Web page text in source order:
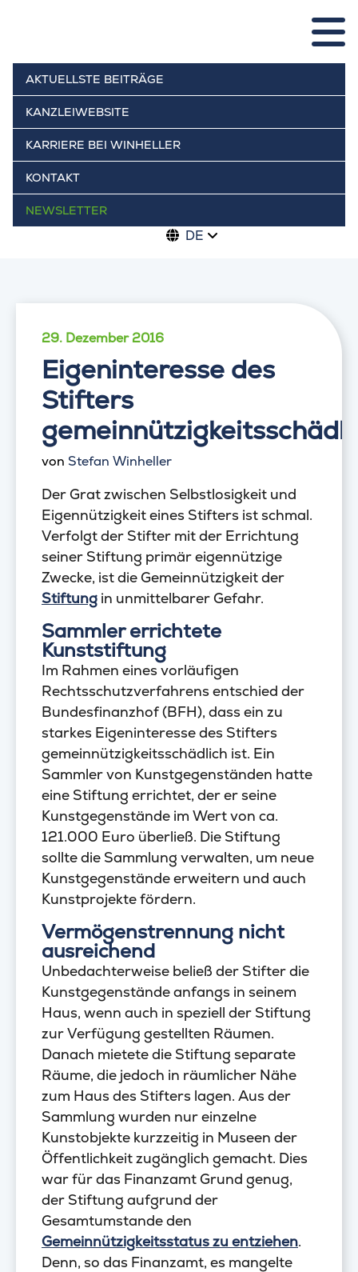
AKTUELLSTE BEITRÄGE
KANZLEIWEBSITE
KARRIERE BEI WINHELLER
KONTAKT
NEWSLETTER
DE
29. Dezember 2016
Eigeninteresse des
Stifters
von Stefan Winheller
Der Grat zwischen Selbstlosigkeit und
Eigennützigkeit eines Stifters ist schmal.
Verfolgt der Stifter mit der Errichtung
seiner Stiftung primär eigennützige
Zwecke, ist die Gemeinnützigkeit der
Stiftung in unmittelbarer Gefahr.
Sammler errichtete
Kunststiftung
Im Rahmen eines vorläufigen
Rechtsschutzverfahrens entschied der
Bundesfinanzhof (BFH), dass ein zu
starkes Eigeninteresse des Stifters
gemeinnützigkeitsschädlich ist. Ein
Sammler von Kunstgegenständen hatte
eine Stiftung errichtet, der er seine
Kunstgegenstände im Wert von ca.
121.000 Euro überließ. Die Stiftung
sollte die Sammlung verwalten, um neue
Kunstgegenstände erweitern und auch
Kunstprojekte fördern.
Vermögenstrennung nicht
ausreichend
Unbedachterweise beließ der Stifter die
Kunstgegenstände anfangs in seinem
Haus, wenn auch in speziell der Stiftung
zur Verfügung gestellten Räumen.
Danach mietete die Stiftung separate
Räume, die jedoch in räumlicher Nähe
zum Haus des Stifters lagen. Aus der
Sammlung wurden nur einzelne
Kunstobjekte kurzzeitig in Museen der
Öffentlichkeit zugänglich gemacht. Dies
war für das Finanzamt Grund genug,
der Stiftung aufgrund der
Gesamtumstande den
Gemeinnützigkeitsstatus zu entziehen.
Denn, so das Finanzamt, es mangelte